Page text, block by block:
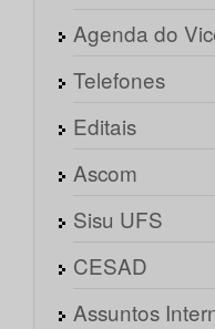
Agenda do
Telefones
Editais
Ascom
Sisu UFS
CESAD
Assuntos